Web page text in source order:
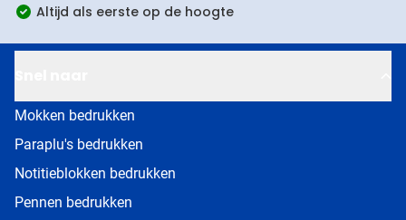
Altijd als eerste op de hoogte
Mokken bedrukken
Paraplu's bedrukken
Notitieblokken bedrukken
Pennen bedrukken